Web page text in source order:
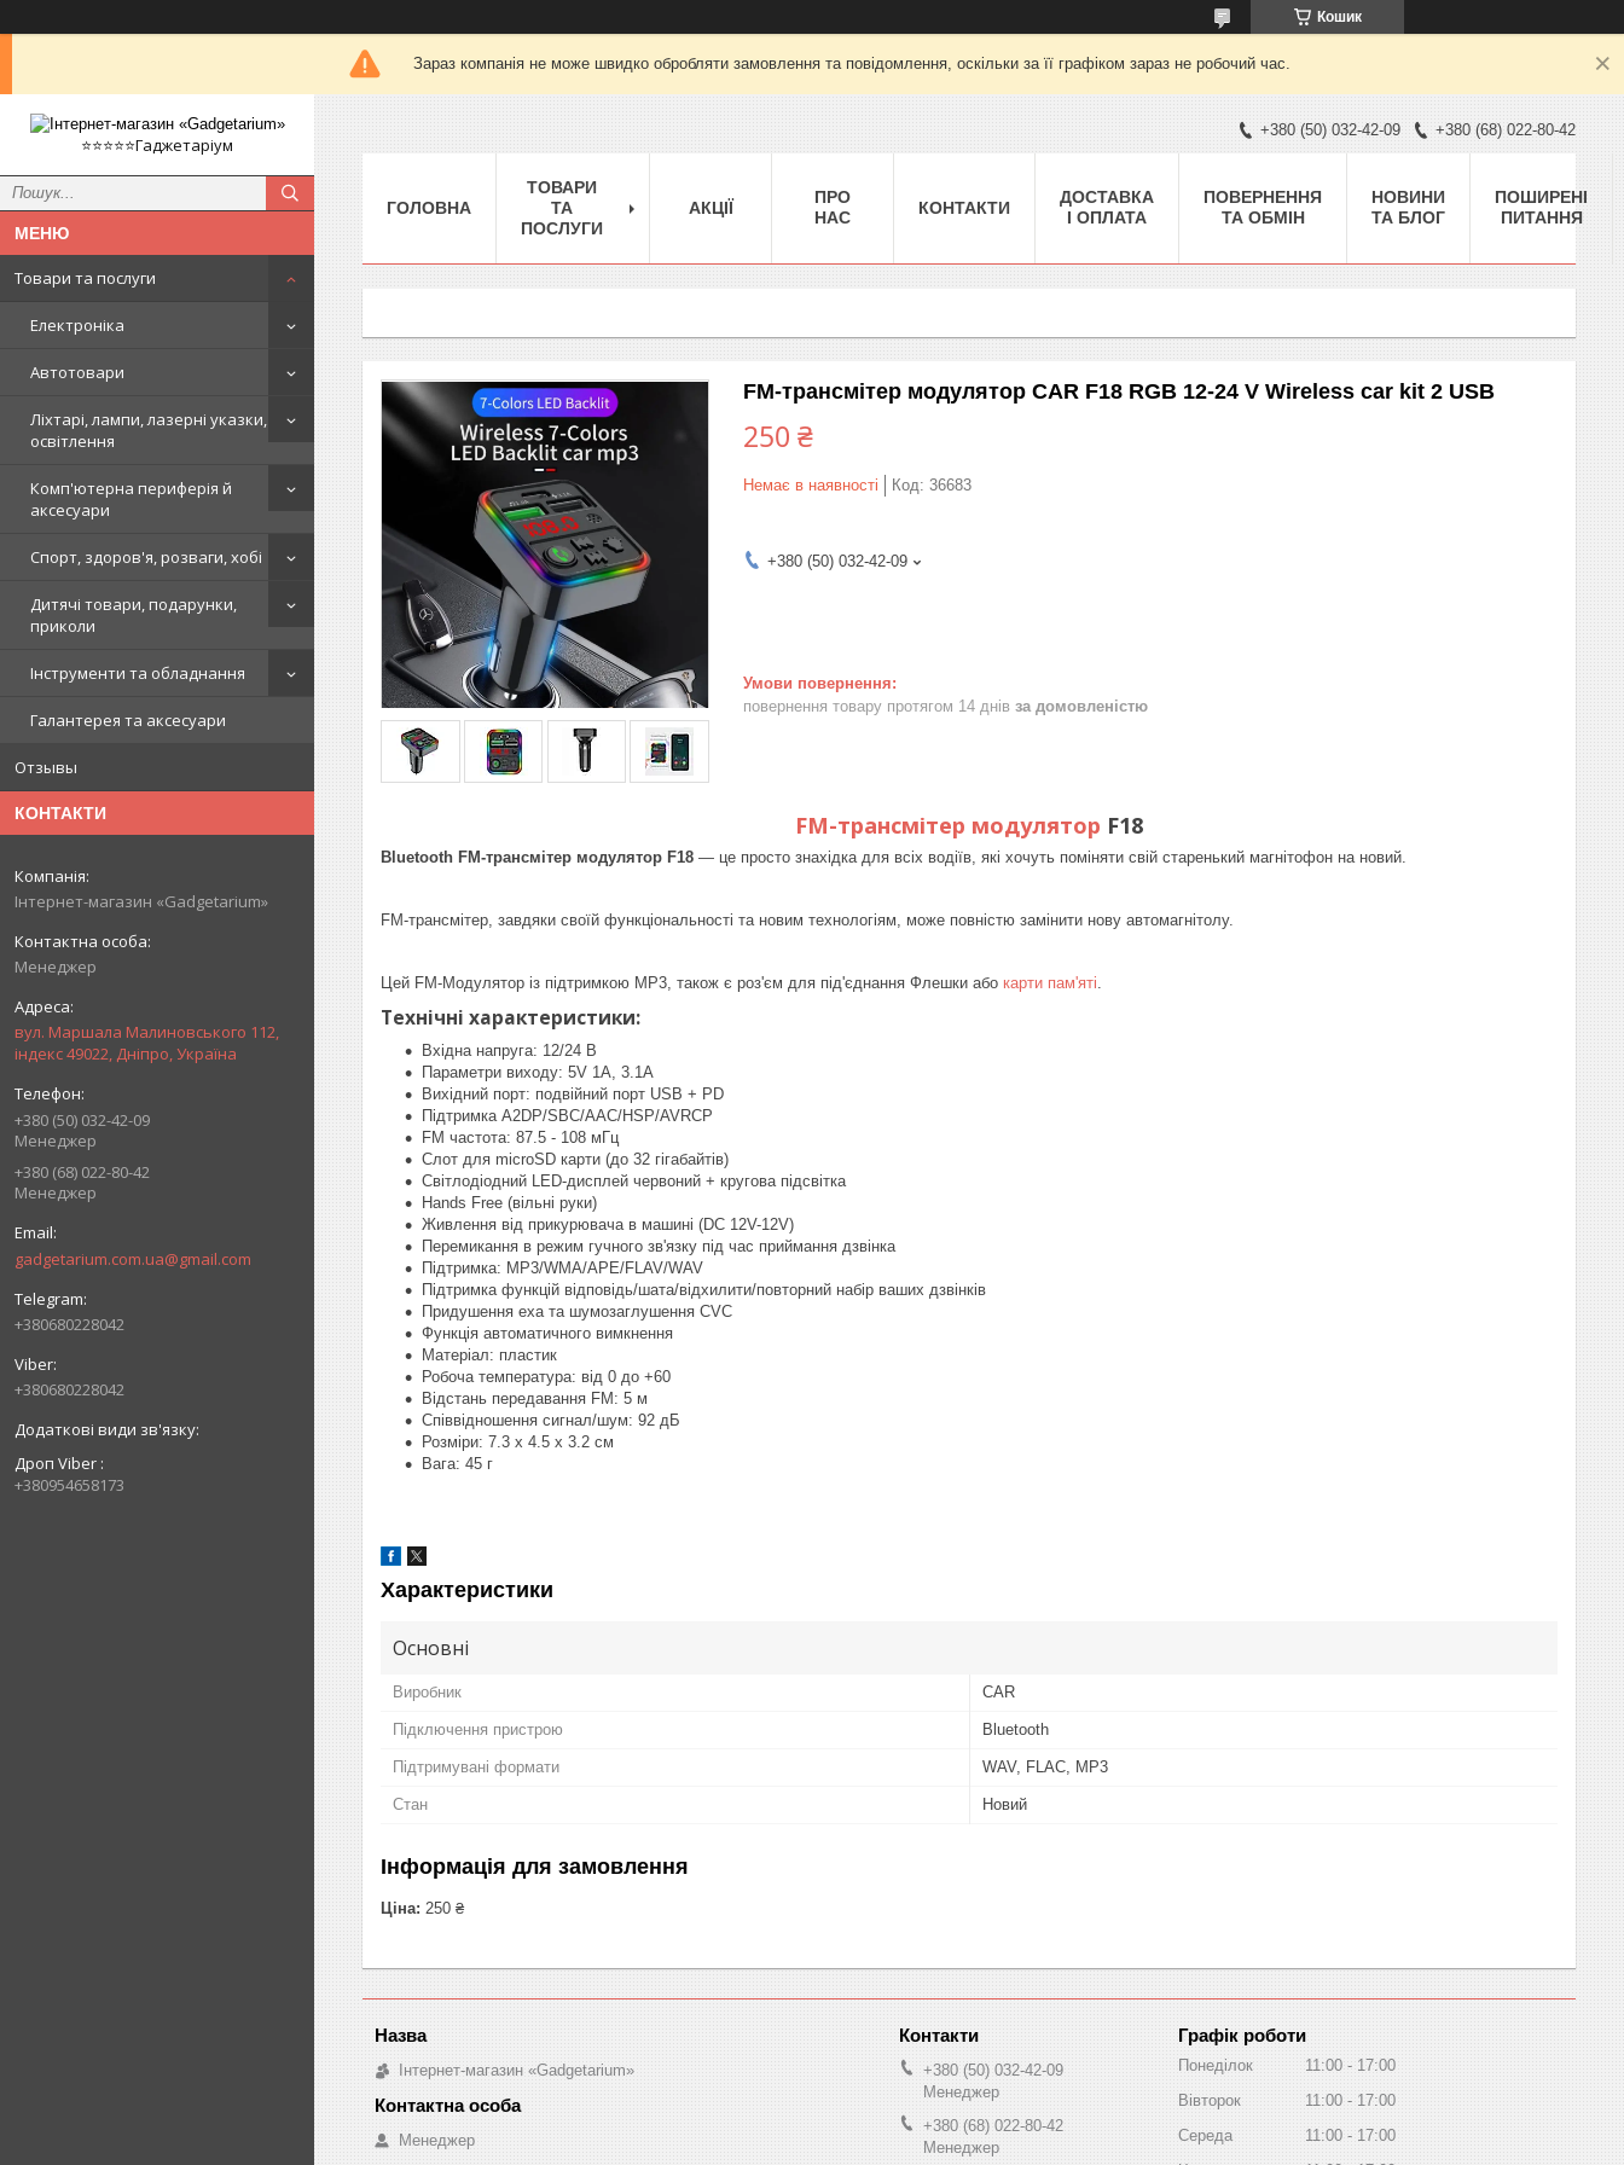
Кошик
Зараз компанія не може швидко обробляти замовлення та повідомлення, оскільки за її графіком зараз не робочий час.
⭐️⭐️⭐️⭐️⭐️Гаджетаріум
Товари та послуги
Електроніка
Автотовари
Ліхтарі, лампи, лазерні указки,
освітлення
Комп'ютерна периферія й
аксесуари
Спорт, здоров'я, розваги, хобі
Дитячі товари, подарунки,
приколи
Інструменти та обладнання
Галантерея та аксесуари
Отзывы
КОНТАКТИ
Інтернет-магазин «Gadgetarium»
Менеджер
вул. Маршала Малиновського 112,
індекс 49022, Дніпро, Україна
+380 (50) 032-42-09
Менеджер
+380 (68) 022-80-42
Менеджер
gadgetarium.com.ua@gmail.com
+380680228042
+380680228042
Дроп Viber
+380954658173
+380 (50) 032-42-09 +380 (68) 022-80-42
ГОЛОВНА
ТОВАРИ
ТА
ПОСЛУГИ
АКЦІЇ
ПРО
НАС
КОНТАКТИ
ДОСТАВКА
І ОПЛАТА
ПОВЕРНЕННЯ
ТА ОБМІН
НОВИНИ
ТА БЛОГ
ПОШИРЕНІ
ПИТАННЯ
FM-трансмітер модулятор CAR F18 RGB 12-24 V Wireless car kit 2 USB
250 ₴
Немає в наявності Код: 36683
+380 (50) 032-42-09
повернення товару протягом 14 днів за домовленістю
FM-трансмітер модулятор F18
Bluetooth FM-трансмітер модулятор F18 — це просто знахідка для всіх водіїв, які хочуть поміняти свій старенький магнітофон на новий.
FM-трансмітер, завдяки своїй функціональності та новим технологіям, може повністю замінити нову автомагнітолу.
Цей FM-Модулятор із підтримкою MP3, також є роз'єм для під'єднання Флешки або карти пам'яті
Технічні характеристики:
Вхідна напруга: 12/24 В
Параметри виходу: 5V 1A, 3.1A
Вихідний порт: подвійний порт USB + PD
Підтримка A2DP/SBC/AAC/HSP/AVRCP
FM частота: 87.5 - 108 мГц
Слот для microSD карти (до 32 гігабайтів)
Світлодіодний LED-дисплей червоний + кругова підсвітка
Hands Free (вільні руки)
Живлення від прикурювача в машині (DC 12V-12V)
Перемикання в режим гучного зв'язку під час приймання дзвінка
Підтримка: MP3/WMA/APE/FLAV/WAV
Підтримка функцій відповідь/шата/відхилити/повторний набір ваших дзвінків
Придушення еха та шумозаглушення CVC
Функція автоматичного вимкнення
Матеріал: пластик
Робоча температура: від 0 до +60
Відстань передавання FM: 5 м
Співвідношення сигнал/шум: 92 дБ
Розміри: 7.3 x 4.5 x 3.2 см
Вага: 45 г
Характеристики
Основні
Виробник CAR
Підключення пристрою Bluetooth
Підтримувані формати WAV, FLAC, MP3
Стан Новий
Інформація для замовлення
Ціна: 250 ₴
Інтернет-магазин «Gadgetarium»
Менеджер
+380 (50) 032-42-09
Менеджер
+380 (68) 022-80-42
Менеджер
Графік роботи
Понеділок 11:00
17:00
Вівторок
11:00
17:00
Середа
11:00
17:00